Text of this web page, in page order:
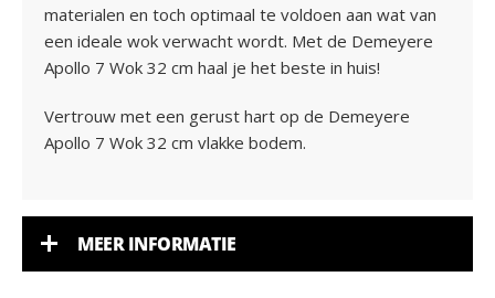
materialen en toch optimaal te voldoen aan wat van
een ideale wok verwacht wordt. Met de Demeyere
Apollo 7 Wok 32 cm haal je het beste in huis!
Vertrouw met een gerust hart op de Demeyere
Apollo 7 Wok 32 cm vlakke bodem.
MEER INFORMATIE